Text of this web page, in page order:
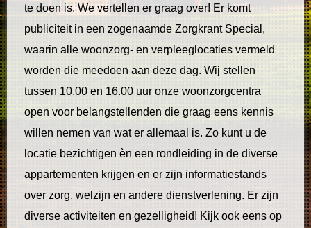
te doen is. We vertellen er graag over! Er komt
publiciteit in een zogenaamde Zorgkrant Special,
waarin alle woonzorg- en verpleeglocaties vermeld
worden die meedoen aan deze dag. Wij stellen
tussen 10.00 en 16.00 uur onze woonzorgcentra
open voor belangstellenden die graag eens kennis
willen nemen van wat er allemaal is. Zo kunt u de
locatie bezichtigen èn een rondleiding in de diverse
appartementen krijgen en er zijn informatiestands
over zorg, welzijn en andere dienstverlening. Er zijn
diverse activiteiten en gezelligheid! Kijk ook eens op